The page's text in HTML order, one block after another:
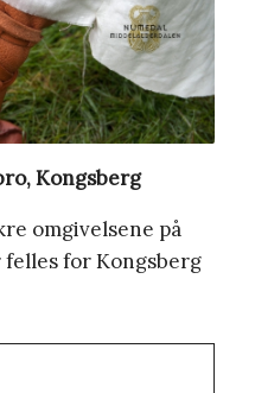
Kongsberg
omgivelsene på
for Kongsberg